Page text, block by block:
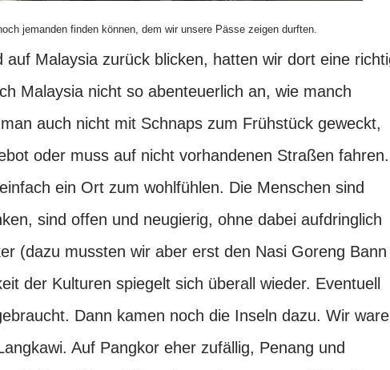
jemanden finden können, dem wir unsere Pässe zeigen durften.
auf Malaysia zurück blicken, hatten wir dort eine
Malaysia nicht so abenteuerlich an, wie manch
auch nicht mit Schnaps zum Frühstück geweckt,
oder muss auf nicht vorhandenen Straßen fahren.
ein Ort zum wohlfühlen. Die Menschen sind
sind offen und neugierig, ohne dabei aufdringlich
(dazu mussten wir aber erst den Nasi Goreng Bann
der Kulturen spiegelt sich überall wieder. Eventuell
Dann kamen noch die Inseln dazu. Wir
Auf Pangkor eher zufällig, Penang und